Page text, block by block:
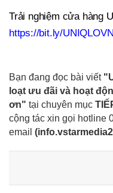
Trải nghiệm cửa hàng
https://bit.ly/
Bạn đang đọc bài viết
loạt ưu đãi và hoạt
ơn" tại chuyên mục
cộng tác xin gọi hotline
email (